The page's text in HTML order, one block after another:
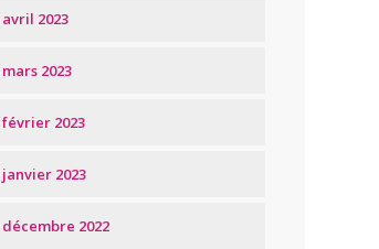
avril 2023
mars 2023
février 2023
janvier 2023
décembre 2022